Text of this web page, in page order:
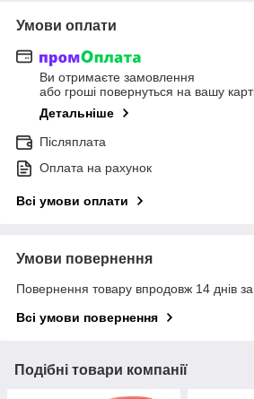
Умови оплати
Ви отримаєте замовлення
або гроші повернуться на вашу
Детальніше
Післяплата
Оплата на рахунок
Всі умови оплати
Умови повернення
Повернення товару впродовж 14 днів
Всі умови повернення
Подібні товари компанії